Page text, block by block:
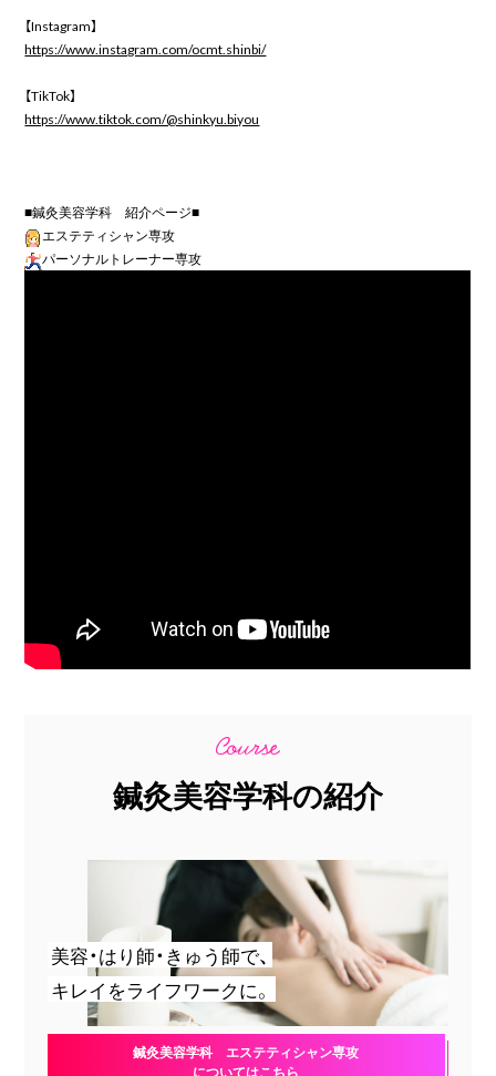
【Instagram】
https://www.instagram.com/ocmt.shinbi/
【TikTok】
https://www.tiktok.com/@shinkyu.biyou
エステティシャン専攻
パーソナルトレーナー専攻
鍼灸美容学科の紹介
美容・はり師・きゅう師で、
キレイをライフワークに。
鍼灸美容学科 エステティシャン専攻
についてはこちら